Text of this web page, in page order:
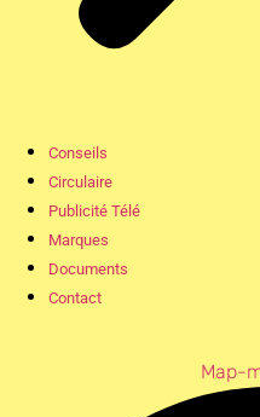
Conseils
Circulaire
Publicité Télé
Marques
Documents
Contact
Map-